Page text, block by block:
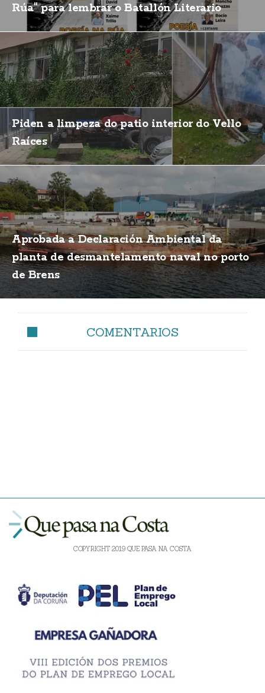
Rúa" para lembrar o Batallón Literario
Piden a limpeza do patio interior do Vello
Raíces
Aprobada a Declaración Ambiental da
planta de desmantelamento naval no porto
de Brens
COMENTARIOS
COPYRIGHT 2019 QUE PASA NA COSTA